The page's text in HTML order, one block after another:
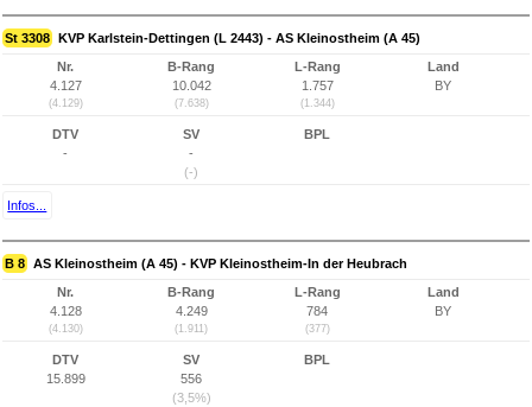
St 3308 KVP Karlstein-Dettingen (L 2443) - AS Kleinostheim (A 45)
Nr.
4.127
(4.129)
B-Rang
10.042
(7.638)
L-Rang
1.757
(1.344)
Land
BY
DTV
-
SV
-
(-)
BPL
Infos...
B 8 AS Kleinostheim (A 45) - KVP Kleinostheim-In der Heubrach
Nr.
4.128
(4.130)
B-Rang
4.249
(1.911)
L-Rang
784
(377)
Land
BY
DTV
15.899
SV
556
(3,5%)
BPL